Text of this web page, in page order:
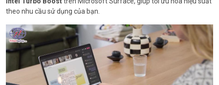
theo nhu cầu sử dụng của bạn.